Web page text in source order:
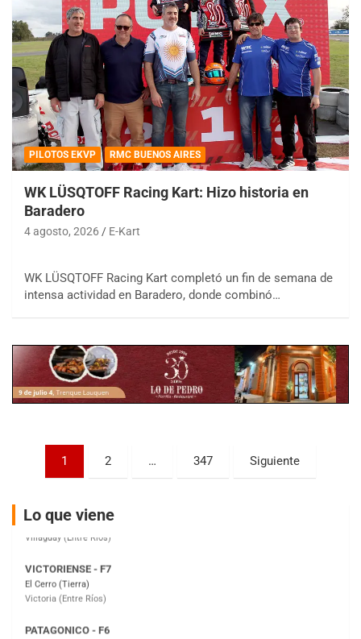
PILOTOS EKVP RMC BUENOS AIRES
WK LÜSQTOFF Racing Kart: Hizo historia en
Baradero
4 agosto, 2026 E-Kart
WK LÜSQTOFF Racing Kart completó un fin de semana de
intensa actividad en Baradero, donde combinó…
Paginación
entradas
1 2 … 347 Siguiente
Lo que viene
08/09-AGO
KDO - F6
Ciudad de Trenque Lauquen (Asfalto)
Trenque Lauquen (Buenos Aires)
Parque de la Velocidad (Asfalto)
Villaguay (Entre Ríos)
El Cerro (Tierra)
Victoria (Entre Ríos)
Moto Club Reginense (Tierra)
Gral. E. Godoy (Río Negro)
Juventud Unida (Tierra)